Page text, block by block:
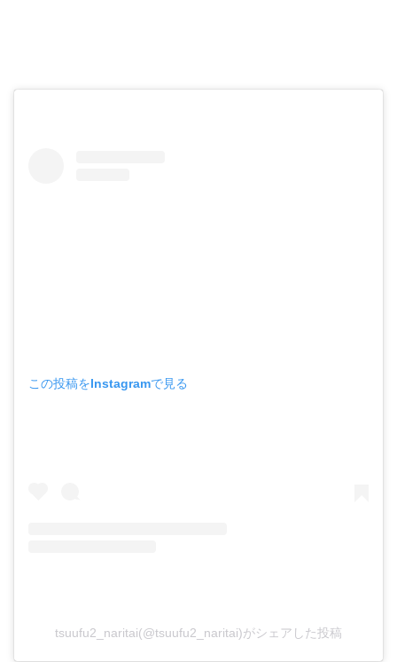
この投稿をInstagramで見る
tsuufu2_naritai(@tsuufu2_naritai)がシェアした投稿